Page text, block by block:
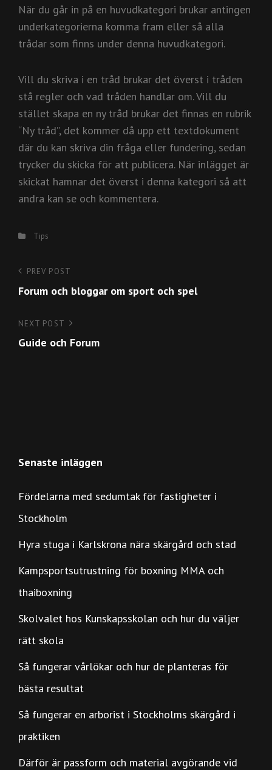
När du går in på en huvudkategori brukar antingen
underkategorierna komma fram eller så alla
trådar som finns under denna huvudkategori.
Vill du skriva i en tråd brukar det överst i tråden
stå regler och vad tråden handlar om. Vill du
stället skapa en ny tråd brukar det finnas en rubrik
“Ny tråd”, det kommer då upp ett textdokument
där du kan skriva din fråga eller fundering, sedan
trycker du skicka för att publicera. När inlägget är
skickat hamnar det överst i denna kategori så att
andra kan se och kommentera.
Categories
Tips
Inläggsnavigering
Previous
Post
PREV POST
Forum och bloggar om sport och spel
Next
Post
NEXT POST
Guide och Forum
Senaste inläggen
Fördelarna med sedumtak för fastigheter i
Stockholm
Hyra stuga i Karlskrona nära skärgård och stad
Kampsportsutrustning för boxning MMA och
thaiboxning
Skolvalet hos Kunskapsskolan och hur du väljer
rätt skola
Så fungerar vårlökar och hur de planteras för
bästa resultat
Så fungerar en arborist i Stockholms skärgård i
praktiken
Därför är passform och material avgörande vid